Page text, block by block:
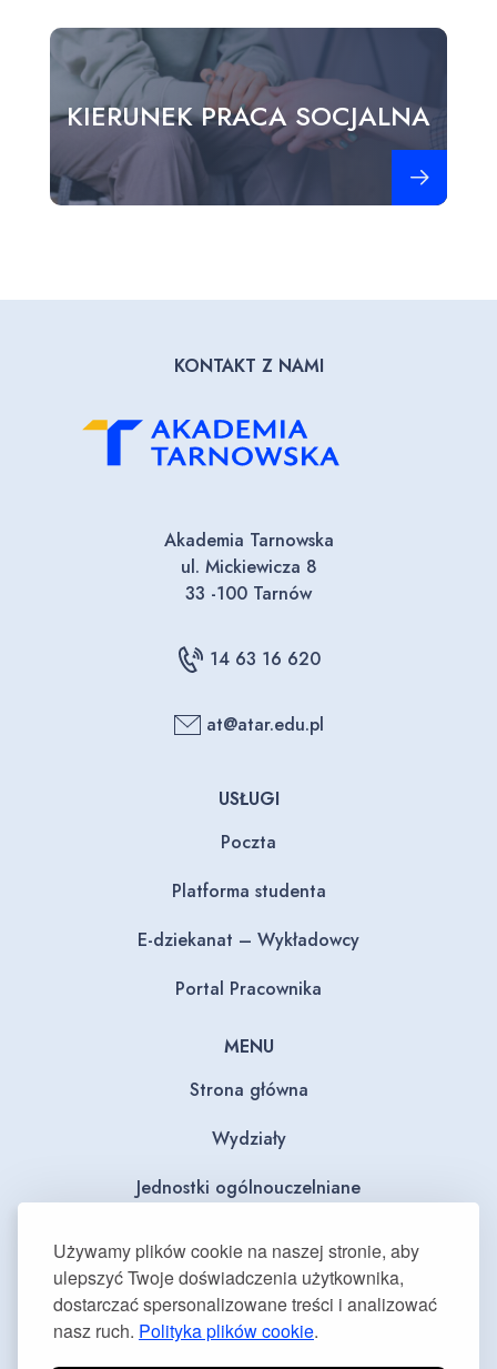
Używamy plików cookie na naszej stronie, aby
ulepszyć Twoje doświadczenia użytkownika,
dostarczać spersonalizowane treści i analizować
nasz ruch. Polityka plików cookie.
KIERUNEK PRACA SOCJALNA
KONTAKT Z NAMI
Akademia Tarnowska
ul. Mickiewicza 8
33 -100 Tarnów
14 63 16 620
at@atar.edu.pl
USŁUGI
Poczta
Platforma studenta
E-dziekanat – Wykładowcy
Portal Pracownika
MENU
Strona główna
Wydziały
Jednostki ogólnouczelniane
Dla mediów
Deklaracja dostępności